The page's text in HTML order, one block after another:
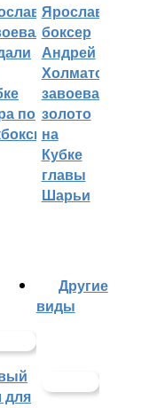
по
Ярославский
боксер
Андрей
Холматов
завоевал
золото
на
Кубке
главы
Шарьи
для
Другие
виды